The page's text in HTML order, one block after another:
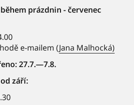
prázdnin - červenec
e-mailem (Jana Malhocká)
27.7.—7.8.
září: